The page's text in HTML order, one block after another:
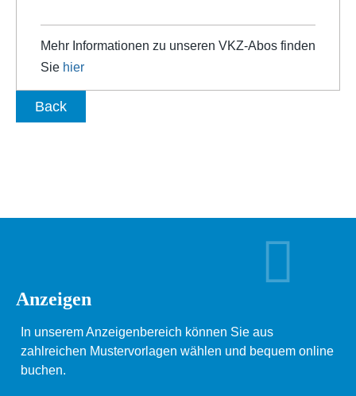
Mehr Informationen zu unseren VKZ-Abos finden
Sie hier
Back
Anzeigen
In unserem Anzeigenbereich können Sie aus
zahlreichen Mustervorlagen wählen und bequem online
buchen.